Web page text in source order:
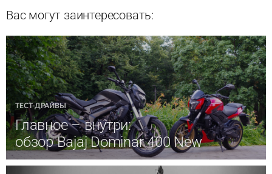
Вас могут заинтересовать:
ТЕСТ-ДРАЙВЫ
Главное – внутри:
обзор Bajaj Dominar 400 New